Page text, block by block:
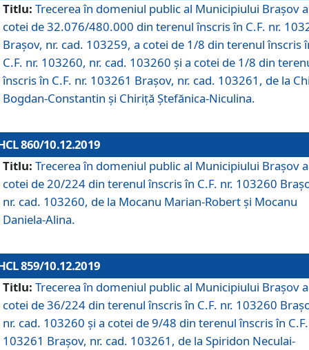
Titlu: Trecerea în domeniul public al Municipiului Braşov a
cotei de 32.076/480.000 din terenul înscris în C.F. nr.
Brașov, nr. cad. 103259, a cotei de 1/8 din terenul înscris
C.F. nr. 103260, nr. cad. 103260 și a cotei de 1/8 din
înscris în C.F. nr. 103261 Brașov, nr. cad. 103261, de la
Bogdan-Constantin și Chiriță Ștefănica-Niculina.
860/10.12.2019
Titlu: Trecerea în domeniul public al Municipiului Braşov a
cotei de 20/224 din terenul înscris în C.F. nr. 103260
nr. cad. 103260, de la Mocanu Marian-Robert și Mocanu
Daniela-Alina.
859/10.12.2019
Titlu: Trecerea în domeniul public al Municipiului Braşov a
cotei de 36/224 din terenul înscris în C.F. nr. 103260
nr. cad. 103260 și a cotei de 9/48 din terenul înscris în
103261 Brașov, nr. cad. 103261, de la Spiridon Neculai-